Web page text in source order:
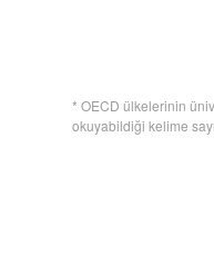
* OECD ülkelerinin
okuyabildiği kelime